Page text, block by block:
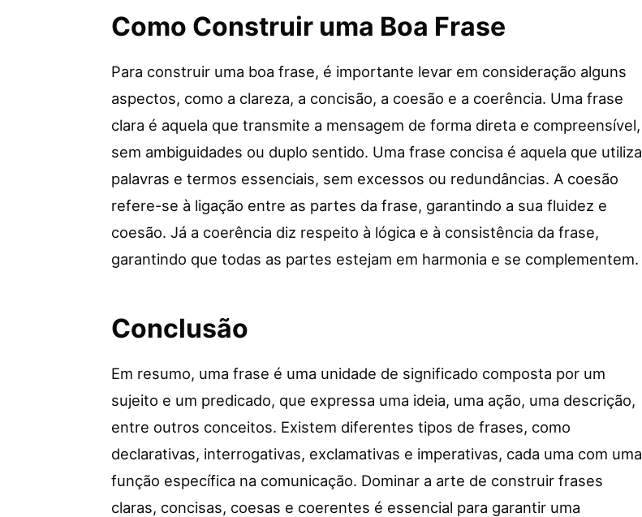
Como Construir uma Boa Frase
Para construir uma boa frase, é importante levar em consideração alguns
aspectos, como a clareza, a concisão, a coesão e a coerência. Uma frase
clara é aquela que transmite a mensagem de forma direta e compreensível,
sem ambiguidades ou duplo sentido. Uma frase concisa é aquela que utiliza
palavras e termos essenciais, sem excessos ou redundâncias. A coesão
refere-se à ligação entre as partes da frase, garantindo a sua fluidez e
coesão. Já a coerência diz respeito à lógica e à consistência da frase,
garantindo que todas as partes estejam em harmonia e se complementem.
Conclusão
Em resumo, uma frase é uma unidade de significado composta por um
sujeito e um predicado, que expressa uma ideia, uma ação, uma descrição,
entre outros conceitos. Existem diferentes tipos de frases, como
declarativas, interrogativas, exclamativas e imperativas, cada uma com uma
função específica na comunicação. Dominar a arte de construir frases
claras, concisas, coesas e coerentes é essencial para garantir uma